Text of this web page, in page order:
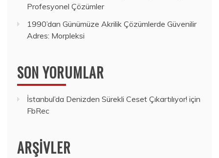
Profesyonel Çözümler
1990’dan Günümüze Akrilik Çözümlerde Güvenilir
Adres: Morpleksi
SON YORUMLAR
İstanbul’da Denizden Sürekli Ceset Çıkartılıyor! için
FbRec
ARŞIVLER